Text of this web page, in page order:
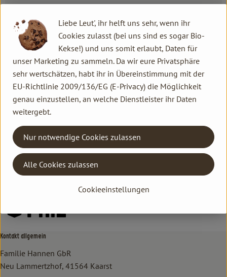
Produktdatenblatt
Herkunft
Hersteller: HYDROPHIL
Deutschland
HYDROPHIL
Kontakt allgemein
Familie Hannen GbR
Neu Lammertzhof, 41564 Kaarst
Liebe Leut', ihr helft uns sehr, wenn ihr
Cookies zulasst (bei uns sind es sogar Bio-
Kekse!) und uns somit erlaubt, Daten für
unser Marketing zu sammeln. Da wir eure Privatsphäre
sehr wertschätzen, habt ihr in Übereinstimmung mit der
EU-Richtlinie 2009/136/EG (E-Privacy) die Möglichkeit
genau einzustellen, an welche Dienstleister ihr Daten
weitergebt.
Cookieeinstellungen
Nur notwendige Cookies zulassen
Alle Cookies zulassen